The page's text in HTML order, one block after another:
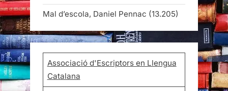
Mal d’escola, Daniel Pennac (13.205)
Associació d'Escriptors en Llengua
Catalana